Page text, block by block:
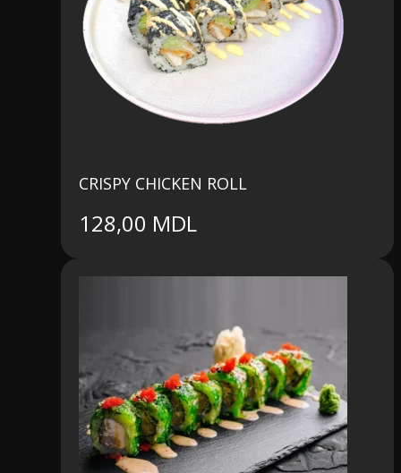
CRISPY CHICKEN ROLL
128,00 MDL